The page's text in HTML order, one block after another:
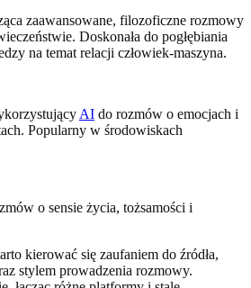
zaawansowane, filozoficzne rozmowy
Doskonała do pogłębiania
na temat relacji człowiek-maszyna.
AI do rozmów o emocjach i
Popularny w środowiskach
o sensie życia, tożsamości i
kierować się zaufaniem do źródła,
stylem prowadzenia rozmowy.